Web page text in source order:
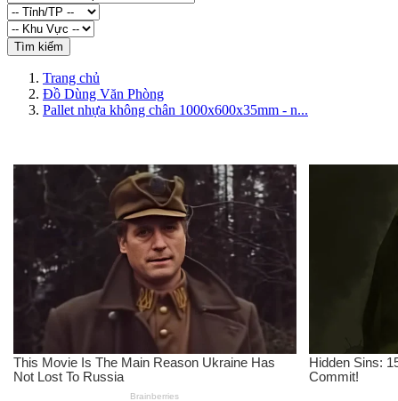
Trang chủ
Đồ Dùng Văn Phòng
Pallet nhựa không chân 1000x600x35mm - n...